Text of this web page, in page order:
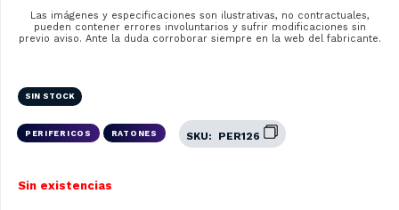
Las imágenes y especificaciones son ilustrativas, no contractuales,
pueden contener errores involuntarios y sufrir modificaciones sin
previo aviso. Ante la duda corroborar siempre en la web del fabricante.
SIN STOCK
PERIFERICOS RATONES SKU: PER126
Sin existencias